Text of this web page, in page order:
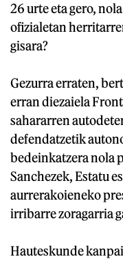
26 urte eta gero,
ofizialetan
gisara?
Gezurra erraten,
erran diezaiela
sahararren
defendatzetik
bedeinkatzera nola
Sanchezek, Estatu
aurrerakoieneko
irribarre zoragarria
Hauteskunde